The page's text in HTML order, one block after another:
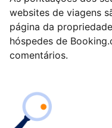
websites de viagens
página da
hóspedes de
comentários.